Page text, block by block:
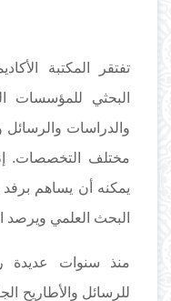
تفتقر المكتبة
البحثي للمؤسسات
والدراسات والرسائل
مختلف التخصصات.
يمكنه أن يساهم برفد
البحث العلمي ويرصد
منذ سنوات عديدة
للرسائل والأطاريح